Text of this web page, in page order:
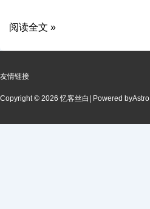
阅读全文 »
友情链接
Copyright © 2026 忆客丝白 | Powered byAstro